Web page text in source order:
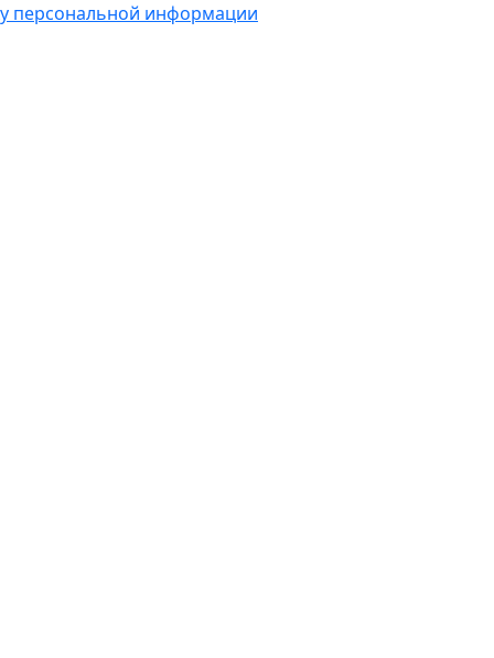
персональной информации